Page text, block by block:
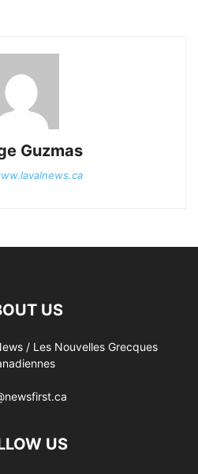
Guzmas
US
/ Les Nouvelles Grecques
US